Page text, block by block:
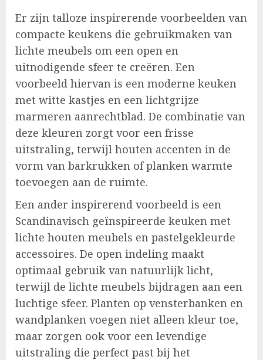
Er zijn talloze inspirerende voorbeelden van
compacte keukens die gebruikmaken van
lichte meubels om een open en
uitnodigende sfeer te creëren. Een
voorbeeld hiervan is een moderne keuken
met witte kastjes en een lichtgrijze
marmeren aanrechtblad. De combinatie van
deze kleuren zorgt voor een frisse
uitstraling, terwijl houten accenten in de
vorm van barkrukken of planken warmte
toevoegen aan de ruimte.
Een ander inspirerend voorbeeld is een
Scandinavisch geïnspireerde keuken met
lichte houten meubels en pastelgekleurde
accessoires. De open indeling maakt
optimaal gebruik van natuurlijk licht,
terwijl de lichte meubels bijdragen aan een
luchtige sfeer. Planten op vensterbanken en
wandplanken voegen niet alleen kleur toe,
maar zorgen ook voor een levendige
uitstraling die perfect past bij het